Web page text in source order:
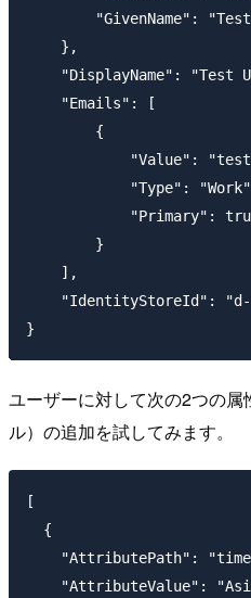
"GivenName":
    },
"DisplayName": "Test
    "Emails": [
        {
"Value":
"Type":
"Primary":
        }
    ],
"IdentityStoreId":
ユーザーに対して次の2つの
ル）の追加を試してみます。
[
  {
"AttributePath":
"AttributeValue":